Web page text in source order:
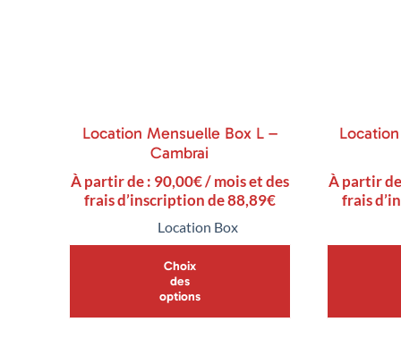
Location Mensuelle Box L –
Cambrai
À partir de : 90,00€/ mois et des
frais d’inscription de88,89€
Location Box
Choix
des
options
À partir
frais